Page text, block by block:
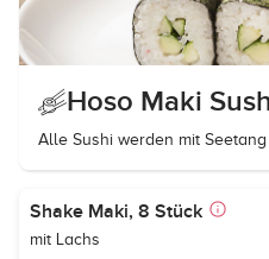
Hoso Maki
Alle Sushi werden mit
Shake Maki, 8 Stück
mit Lachs